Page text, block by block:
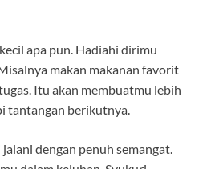
apa pun. Hadiahi dirimu
makan makanan favorit
Itu akan membuatmu lebih
tantangan berikutnya.
dengan penuh semangat.